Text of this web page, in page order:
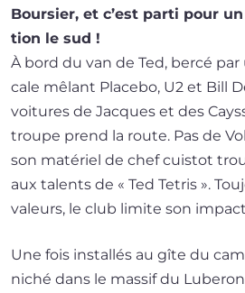
Boursier, et c’est par­ti pour
tion le sud !
À bord du van de Ted, ber­cé
cale mêlant Placebo, U2 et Bill
voi­tures de Jacques et des
troupe prend la route. Pas de
son maté­riel de chef cuis­tot
aux talents de « Ted Tetris ».
valeurs, le club limite son
Une fois ins­tal­lés au gîte du
niché dans le mas­sif du